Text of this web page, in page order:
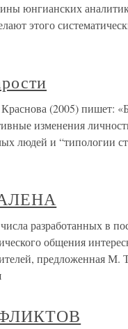
юнгианских
этого
(2005) пишет:
изменения
людей и “типологии
разработанных в
общения
предложенная М.